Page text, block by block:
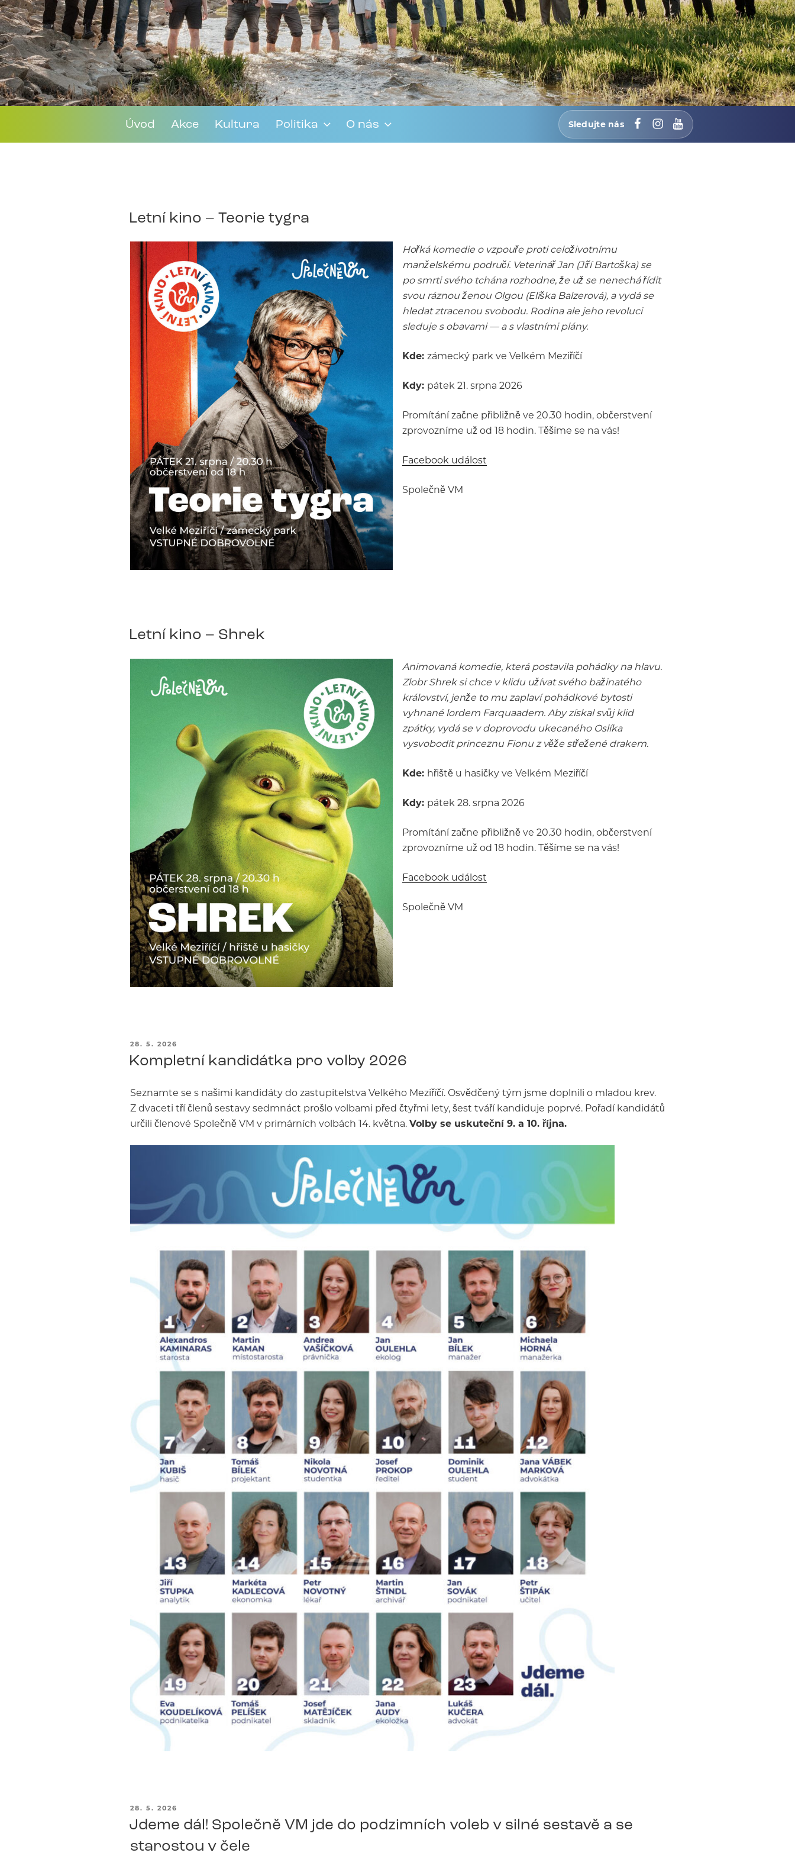
Úvod Akce Kultura Politika O nás Sledujte nás Facebook
Instagram
YouTube
Letní kino – Teorie tygra
Hořká komedie o vzpouře proti celoživotnímu
manželskému područí. Veterinář Jan (Jiří Bartoška) se
po smrti svého tchána rozhodne, že už se nenechá řídit
svou ráznou ženou Olgou (Eliška Balzerová), a vydá se
hledat ztracenou svobodu. Rodina ale jeho revoluci
sleduje s obavami — a s vlastními plány.
Kde: zámecký park ve Velkém Meziříčí
Kdy: pátek 21. srpna 2026
Promítání začne přibližně ve 20.30 hodin, občerstvení
zprovozníme už od 18 hodin. Těšíme se na vás!
Facebook událost
Společně VM
Letní kino – Shrek
Animovaná komedie, která postavila pohádky na hlavu.
Zlobr Shrek si chce v klidu užívat svého bažinatého
království, jenže to mu zaplaví pohádkové bytosti
vyhnané lordem Farquaadem. Aby získal svůj klid
zpátky, vydá se v doprovodu ukecaného Oslíka
vysvobodit princeznu Fionu z věže střežené drakem.
Kde: hřiště u hasičky ve Velkém Meziříčí
Kdy: pátek 28. srpna 2026
Promítání začne přibližně ve 20.30 hodin, občerstvení
zprovozníme už od 18 hodin. Těšíme se na vás!
Facebook událost
Společně VM
PUBLIKOVÁNO
28. 5. 2026
Kompletní kandidátka pro volby 2026
Seznamte se s našimi kandidáty do zastupitelstva Velkého Meziříčí. Osvědčený tým jsme doplnili o mladou krev.
Z dvaceti tří členů sestavy sedmnáct prošlo volbami před čtyřmi lety, šest tváří kandiduje poprvé. Pořadí kandidátů
určili členové Společně VM v primárních volbách 14. května.Volby se uskuteční 9. a 10. října.
PUBLIKOVÁNO
28. 5. 2026
Jdeme dál! Společně VM jde do podzimních voleb v silné sestavě a se
starostou v čele